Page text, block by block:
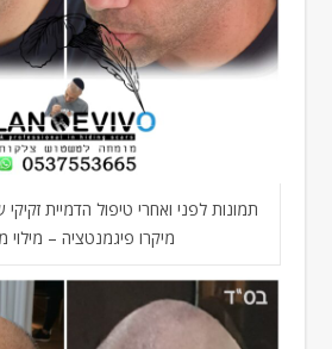
תמונות לפני ואחרי טיפול הדמיית
מיקרו פיגמנטציה – מילוי